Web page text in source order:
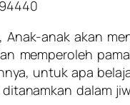
Anak-anak akan
memperoleh
untuk apa
dalam